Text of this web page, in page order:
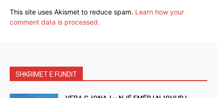
This site uses Akismet to reduce spam. Learn how your
comment data is processed.
SHKRIMET E FUNDIT